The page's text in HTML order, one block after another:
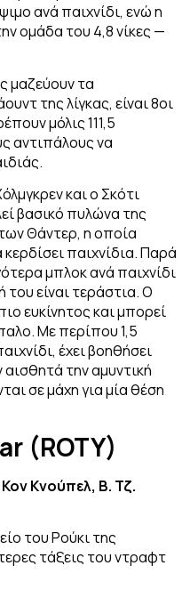
ανά παιχνίδι, ενώ η
ομάδα του 4,8 νίκες —
μαζεύουν τα
της λίγκας, είναι 8οι
μόλις 111,5
αντιπάλους να
και ο Σκότι
βασικό πυλώνα της
Θάντερ, η οποία
παιχνίδια. Παρά
μπλοκ ανά παιχνίδι
του είναι τεράστια. Ο
ευκίνητος και μπορεί
Με περίπου 1,5
έχει βοηθήσει
την αμυντική
σε μάχη για μία θέση
(ROTY)
Κνούπελ, Β. Τζ.
του Ρούκι της
τάξεις του ντραφτ